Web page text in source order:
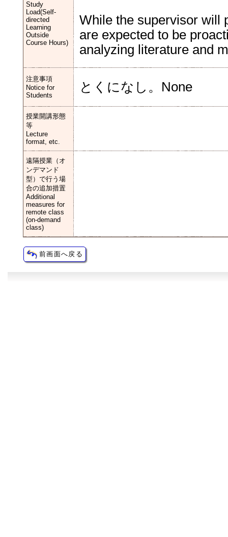
Study
Load(Self-
directed
Learning
Outside
Course Hours)
While the supervisor will
are expected to be
analyzing literature and
注意事項
Notice for
Students
とくになし。None
授業開講形態
等
Lecture
format, etc.
遠隔授業（オ
ンデマンド
型）で行う場
合の追加措置
Additional
measures for
remote class
(on-demand
class)